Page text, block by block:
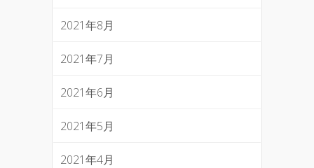
2021年8月
2021年7月
2021年6月
2021年5月
2021年4月